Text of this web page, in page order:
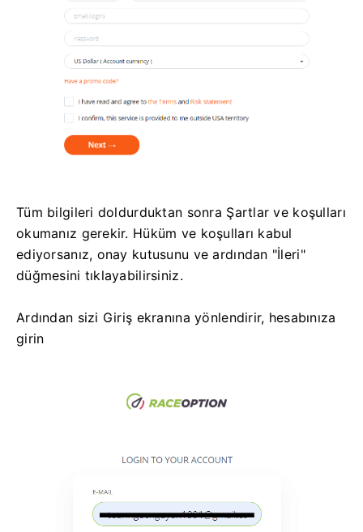
Tüm bilgileri doldurduktan sonra Şartlar ve koşulları
okumanız gerekir. Hüküm ve koşulları kabul
ediyorsanız, onay kutusunu ve ardından "İleri"
düğmesini tıklayabilirsiniz.
Ardından sizi Giriş ekranına yönlendirir, hesabınıza
girin